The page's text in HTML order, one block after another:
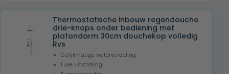
Thermostatische inbouw regendouche
drie-knops onder bediening met
plafondarm 30cm douchekop volledig
Rvs
Gelijkmatige waterverdeling
Luxe uitstraling